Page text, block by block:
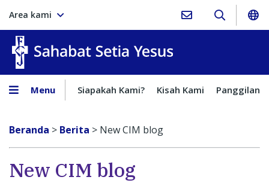
Area kami
Menu Siapakah Kami? Kisah Kami Panggilan
Beranda > Berita > New CIM blog
New CIM blog